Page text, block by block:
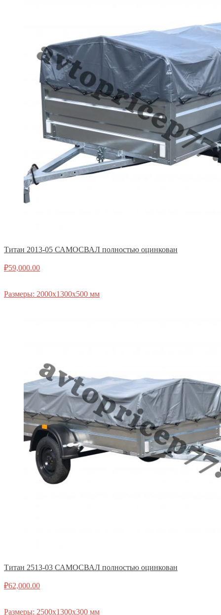
Титан 2013-05 САМОСВАЛ полностью оцинкован
₽59,000.00
Размеры: 2000х1300х500 мм
Титан 2513-03 САМОСВАЛ полностью оцинкован
₽62,000.00
Размеры: 2500х1300х300 мм